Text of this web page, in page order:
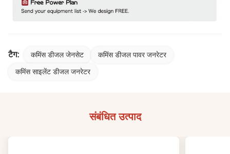
टैग: कमिंस डीजल जेनसेट कमिंस डीजल पावर जनरेटर
कमिंस साइलेंट डीजल जनरेटर
संबंधित उत्पाद